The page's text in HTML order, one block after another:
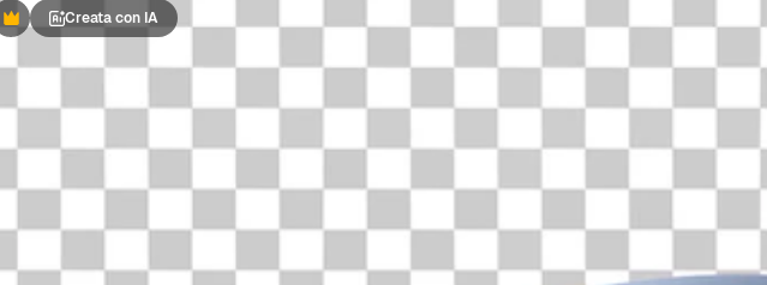
PremiumCreata con IA